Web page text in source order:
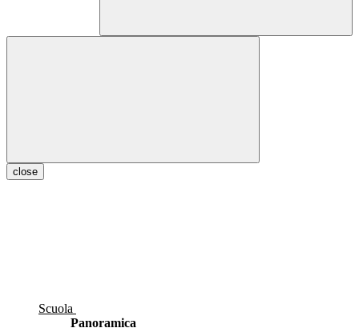
close
Scuola
Panoramica